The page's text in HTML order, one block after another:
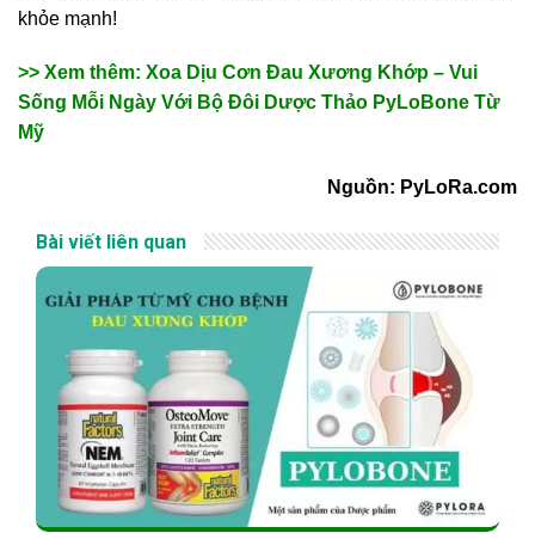
khỏe mạnh!
>> Xem thêm: Xoa Dịu Cơn Đau Xương Khớp – Vui
Sống Mỗi Ngày Với Bộ Đôi Dược Thảo PyLoBone Từ
Mỹ
Nguồn: PyLoRa.com
Bài viết liên quan